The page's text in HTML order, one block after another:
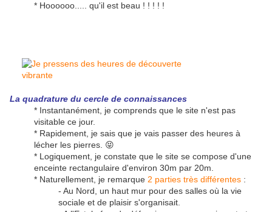
* Hoooooo..... qu'il est beau ! ! ! ! !
La quadrature du cercle de connaissances
* Instantanément, je comprends que le site n'est pas
visitable ce jour.
* Rapidement, je sais que je vais passer des heures à
lécher les pierres. 😝
* Logiquement, je constate que le site se compose d'une
enceinte rectangulaire d'environ 30m par 20m.
* Naturellement, je remarque 2 parties très différentes :
- Au Nord, un haut mur pour des salles où la vie
sociale et de plaisir s'organisait.